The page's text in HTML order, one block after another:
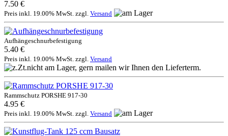
7.50 €
Preis inkl. 19.00% MwSt. zzgl. Versand
Aufhängeschnurbefestigung
5.40 €
Preis inkl. 19.00% MwSt. zzgl. Versand
Rammschutz PORSHE 917-30
4.95 €
Preis inkl. 19.00% MwSt. zzgl. Versand